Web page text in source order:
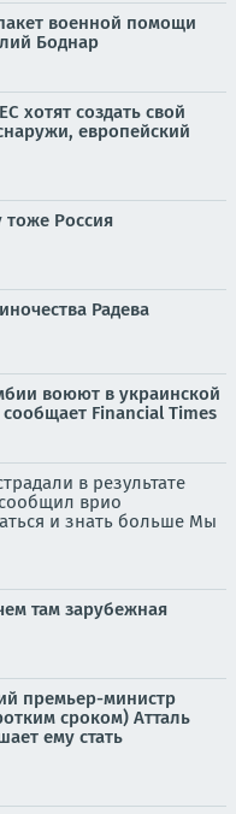
военной помощи
Боднар
хотят создать свой
европейский
тоже Россия
Радева
воюют в украинской
Financial Times
в результате
врио
и знать больше Мы
там зарубежная
премьер-министр
сроком) Атталь
ему стать